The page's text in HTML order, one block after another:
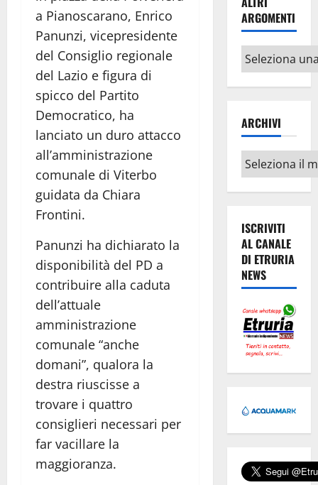
a Pianoscarano, Enrico
Panunzi, vicepresidente
del Consiglio regionale
del Lazio e figura di
spicco del Partito
Democratico, ha
lanciato un duro attacco
all’amministrazione
comunale di Viterbo
guidata da Chiara
Frontini.
Panunzi ha dichiarato la
disponibilità del PD a
contribuire alla caduta
dell’attuale
amministrazione
comunale “anche
domani”, qualora la
destra riuscisse a
trovare i quattro
consiglieri necessari per
far vacillare la
maggioranza.
ARGOMENTI
Altri
argomenti
ARCHIVI
Archivi
ISCRIVITI
AL CANALE
DI ETRURIA
NEWS